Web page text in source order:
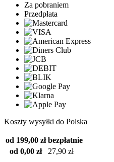
Za pobraniem
Przedpłata
Koszty wysyłki do Polska
od 199,00 zł bezpłatnie
od 0,00 zł
27,90 zł